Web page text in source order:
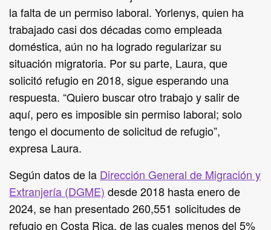
la falta de un permiso laboral. Yorlenys, quien ha
trabajado casi dos décadas como empleada
doméstica, aún no ha logrado regularizar su
situación migratoria. Por su parte, Laura, que
solicitó refugio en 2018, sigue esperando una
respuesta. “Quiero buscar otro trabajo y salir de
aquí, pero es imposible sin permiso laboral; solo
tengo el documento de solicitud de refugio”,
expresa Laura.
Según datos de la Dirección General de Migración y
Extranjería (DGME) desde 2018 hasta enero de
2024, se han presentado 260,551 solicitudes de
refugio en Costa Rica, de las cuales menos del 5%